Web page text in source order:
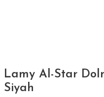
Lamy Al-Star
Siyah